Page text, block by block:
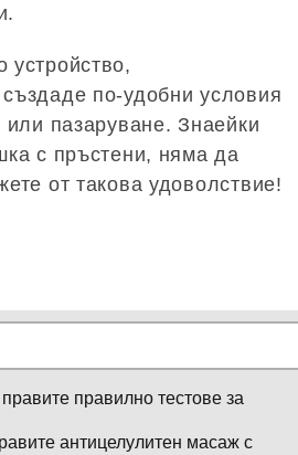
устройство,
по-удобни условия
или пазаруване. Знаейки
с пръстени, няма да
от такова удоволствие!
правилно тестове за
антицелулитен масаж с